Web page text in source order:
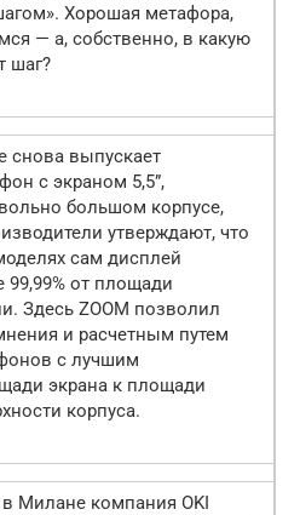
Хорошая метафора,
— а, собственно, в какую
шаг?
снова выпускает
с экраном 5,5”,
большом корпусе,
утверждают, что
сам дисплей
99,99% от площади
Здесь ZOOM позволил
и расчетным путем
с лучшим
экрана к площади
корпуса.
в Милане компания OKI